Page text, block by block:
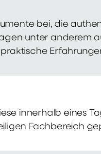
bei, die
unter anderem
innerhalb eines
Fachbereich